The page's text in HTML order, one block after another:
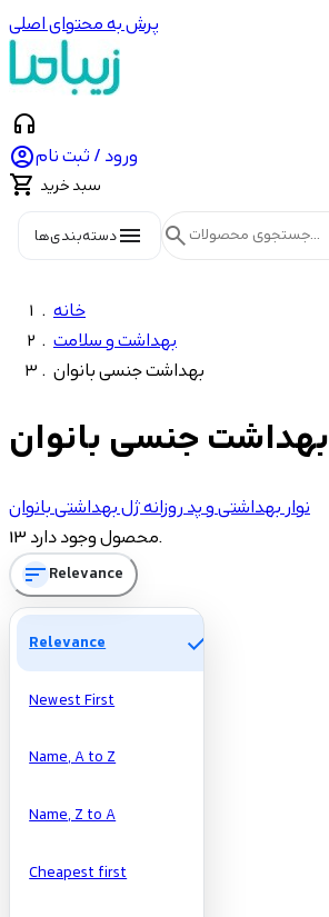
پرش به محتوای اصلی
headphones
ورود / ثبت نام
 سبد خرید
menuدسته‌بندی‌ها search
خانه
بهداشت و سلامت
بهداشت جنسی بانوان
نوار بهداشتی و پد روزانه
9
ژل بهداشتی بانوان
Price
بهداشت جنسی بانوان
نوار بهداشتی و پد روزانهژل بهداشتی بانوان
13 محصول وجود دارد.
sortRelevance
Relevance check
Newest First
Name, A to Z
Name, Z to A
Cheapest first